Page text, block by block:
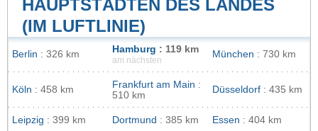
HAUPTSTÄDTEN DES LANDES
(IM LUFTLINIE)
Berlin : 326 km Hamburg : 119 km
am nächsten
München : 730 km
Köln : 458 km Frankfurt am Main :
510 km
Düsseldorf : 435 km
Leipzig : 399 km Dortmund : 385 km Essen : 404 km